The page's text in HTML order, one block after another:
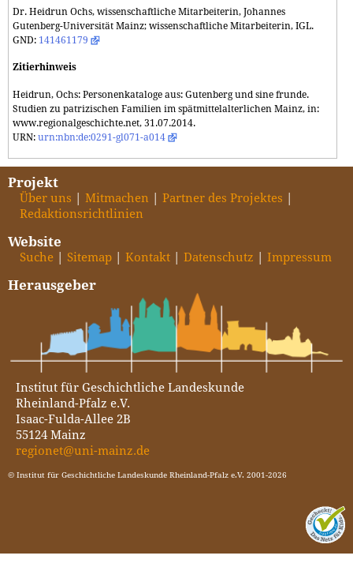
Dr. Heidrun Ochs, wissenschaftliche Mitarbeiterin, Johannes
Gutenberg-Universität Mainz; wissenschaftliche Mitarbeiterin, IGL.
GND: 141461179
Zitierhinweis
Heidrun, Ochs: Personenkataloge aus: Gutenberg und sine frunde.
Studien zu patrizischen Familien im spätmittelalterlichen Mainz, in:
www.regionalgeschichte.net, 31.07.2014.
URN: urn:nbn:de:0291-gl071-a014
Projekt
Über uns Mitmachen
Partner des Projektes
Redaktionsrichtlinien
Website
Suche Sitemap Kontakt Datenschutz Impressum
Herausgeber
Institut für Geschichtliche Landeskunde
Rheinland-Pfalz e.V.
Isaac-Fulda-Allee 2B
55124 Mainz
regionet@uni-mainz.de
© Institut für Geschichtliche Landeskunde Rheinland-Pfalz e.V. 2001-2026